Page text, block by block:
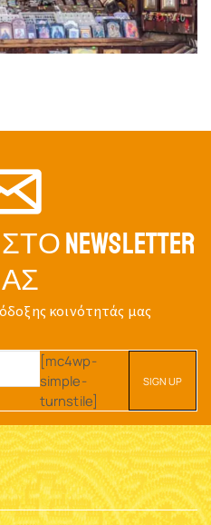
NEWSLETTER
κοινότητάς μας
[mc4wp-
simple-
turnstile]